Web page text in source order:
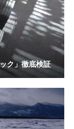
ク」徹底検証